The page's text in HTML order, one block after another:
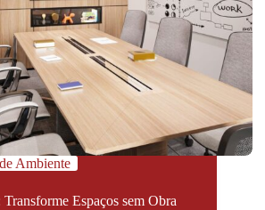
Ambiente
Espaços sem Obra